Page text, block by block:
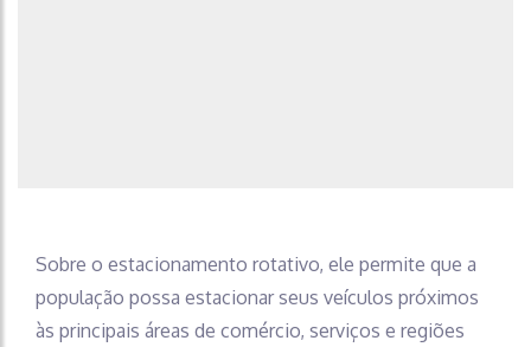
Sobre o estacionamento rotativo, ele permite que a
população possa estacionar seus veículos próximos
às principais áreas de comércio, serviços e regiões